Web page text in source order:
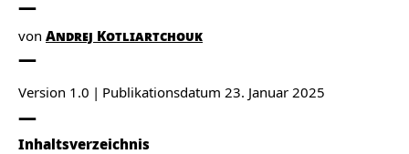
von Andrej Kotliartchouk
Version 1.0 Publikationsdatum 23. Januar 2025
Inhaltsverzeichnis